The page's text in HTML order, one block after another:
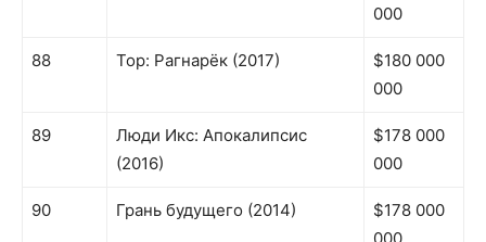
000
88 Тор: Рагнарёк (2017)
$180 000
000
89
Люди Икс: Апокалипсис
(2016)
$178 000
000
90 Грань будущего (2014)
$178 000